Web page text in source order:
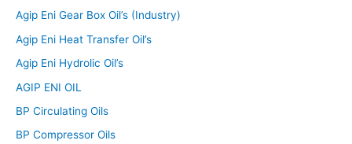
Agip Eni Gear Box Oil’s (Industry)
Agip Eni Heat Transfer Oil’s
Agip Eni Hydrolic Oil’s
AGIP ENI OIL
BP Circulating Oils
BP Compressor Oils